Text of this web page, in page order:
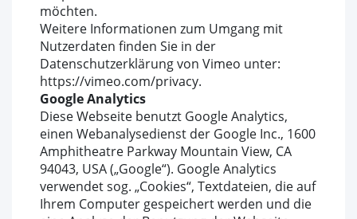
möchten.
Weitere Informationen zum Umgang mit
Nutzerdaten finden Sie in der
Datenschutzerklärung von Vimeo unter:
https://vimeo.com/privacy.
Google Analytics
Diese Webseite benutzt Google Analytics,
einen Webanalysedienst der Google Inc., 1600
Amphitheatre Parkway Mountain View, CA
94043, USA („Google“). Google Analytics
verwendet sog. „Cookies“, Textdateien, die auf
Ihrem Computer gespeichert werden und die